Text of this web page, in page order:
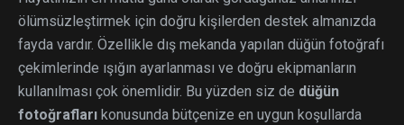
ölümsüzleştirmek için doğru kişilerden destek almanızda
fayda vardır. Özellikle dış mekanda yapılan düğün fotoğrafı
çekimlerinde ışığın ayarlanması ve doğru ekipmanların
kullanılması çok önemlidir. Bu yüzden siz de düğün
fotoğrafları konusunda bütçenize en uygun koşullarda